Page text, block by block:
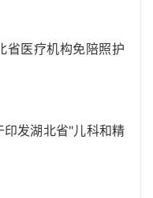
省医疗机构免陪照护
发湖北省"儿科和精